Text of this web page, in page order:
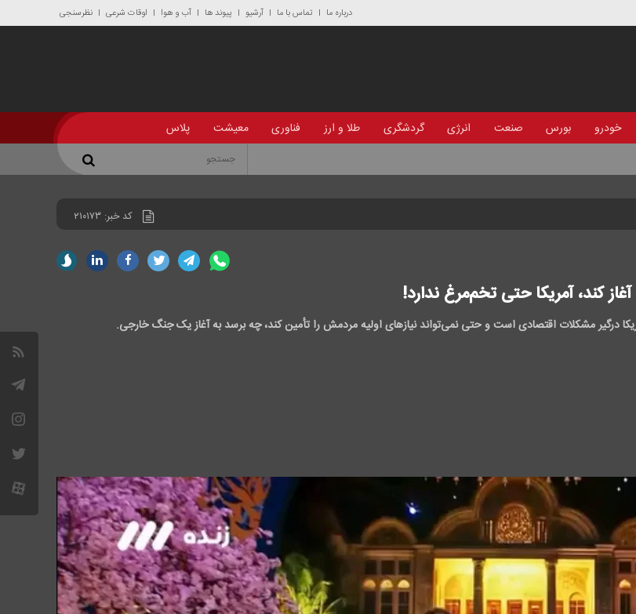
درباره ما تماس با ما آرشیو پیوند ها آب و هوا اوقات شرعی نظرسنجی
خودرو بورس صنعت انرژی گردشگری طلا و ارز فناوری معیشت پلاس
کد خبر: ۲۱۰۱۷۳
کند، آمریکا حتی تخم‌مرغ ندارد!
مشکلات اقتصادی است و حتی نمی‌تواند نیازهای اولیه مردمش را تأمین کند، چه برسد به آغاز یک جنگ خارجی.